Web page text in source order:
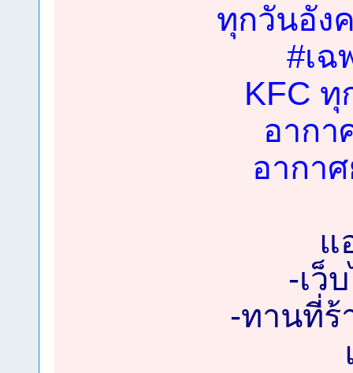
ทุกวันอัง
#เฉ
KFC ทุ
อากา
อากา
แ
-เว็
-ทานที่ร้